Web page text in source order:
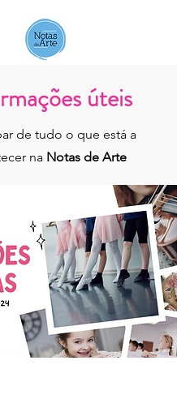
Arte
úteis
de tudo o que está a
na Notas de Arte